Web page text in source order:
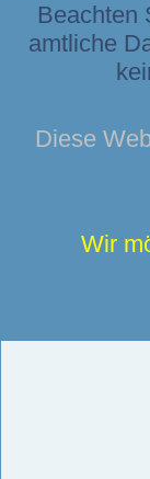
Beachten
amtliche
Diese
Wir